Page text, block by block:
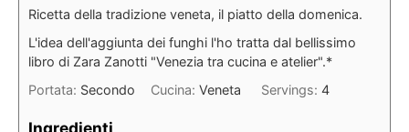
Ricetta della tradizione veneta, il piatto della domenica.
L'idea dell'aggiunta dei funghi l'ho tratta dal bellissimo
libro di Zara Zanotti "Venezia tra cucina e atelier".*
Portata: Secondo Cucina:Veneta Servings: 4
Ingredienti